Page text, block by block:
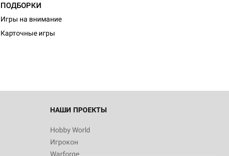
ПОДБОРКИ
Игры на внимание
Карточные игры
НАШИ ПРОЕКТЫ
Hobby World
Игрокон
Warforge